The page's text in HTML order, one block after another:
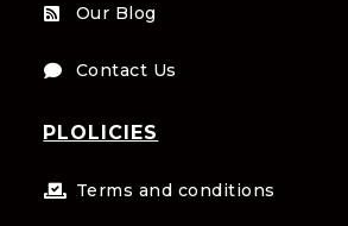
 Our Blog
 Contact Us
PLOLICIES
 Terms and conditions